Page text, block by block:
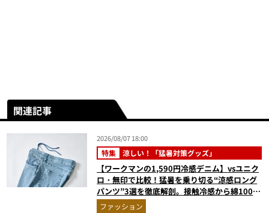
関連記事
2026/08/07 18:00
特集 涼しい！「猛暑対策グッズ」
【ワークマンの1,590円冷感デニム】vsユニク
ロ・無印で比較！猛暑を乗り切る“涼感ロング
パンツ”3選を徹底解剖。接触冷感から綿100%
まで決定版
ファッション